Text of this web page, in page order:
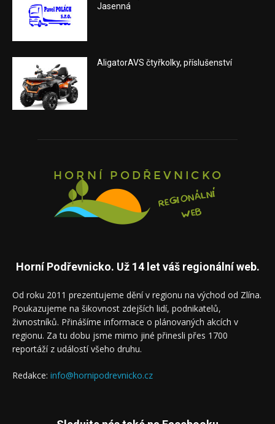
Jasenná
AligatorAVS čtyřkolky, příslušenství
Horní Podřevnicko. Už 14 let váš regionální web.
Od roku 2011 prezentujeme dění v regionu na východ od Zlína.
Poukazujeme na šikovnost zdejších lidí, podnikatelů,
živnostníků. Přinášíme informace o plánovaných akcích v
regionu. Za tu dobu jsme mimo jiné přinesli přes 1700
reportáží z událostí všeho druhu.
Redakce: info@hornipodrevnicko.cz